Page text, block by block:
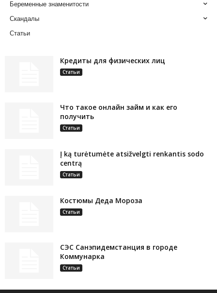
Беременные знаменитости
Скандалы
Статьи
Кредиты для физических лиц
Статьи
Что такое онлайн займ и как его
получить
Статьи
Į ką turėtumėte atsižvelgti renkantis sodo
centrą
Статьи
Костюмы Деда Мороза
Статьи
СЭС Санэпидемстанция в городе
Коммунарка
Статьи